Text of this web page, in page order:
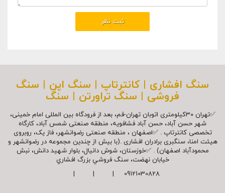
سنگ افشاری | کانترتاپ | سنگ اپن | سنگ
فروشی | سنگ تراورتن | سنگ
✅تهران 30کیلومتری اتوبان تهران-قم، بعد از فرودگاه بین المللی امام خمینی،
شهر حسن آباد، حسن آباد فشافویه، منطقه صنعتی شمس آباد، کارگاه
تخصصی کانترتاپ . ✅اصفهان ، منطقه صنعتی رضوانشهر، فاز یک، روبروی
هیئت امنا، سنگبری برادران افشاری .(با بیش از چندین مجموعه در رضوانشهر و
محمودآباد اصفهان) . ✅خوزستان، شوش دانیال، بلوار شهيد دانش، نبش
خیابان نهضت، سنگ فروشي بزرگ افشاري
09121030828 | | |